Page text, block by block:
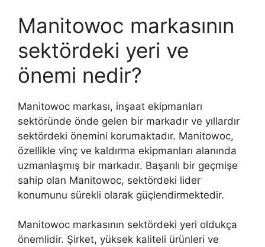
Manitowoc markasının
sektördeki yeri ve
önemi nedir?
Manitowoc markası, inşaat ekipmanları
sektöründe önde gelen bir markadır ve yıllardır
sektördeki önemini korumaktadır. Manitowoc,
özellikle vinç ve kaldırma ekipmanları alanında
uzmanlaşmış bir markadır. Başarılı bir geçmişe
sahip olan Manitowoc, sektördeki lider
konumunu sürekli olarak güçlendirmektedir.
Manitowoc markasının sektördeki yeri oldukça
önemlidir. Şirket, yüksek kaliteli ürünleri ve